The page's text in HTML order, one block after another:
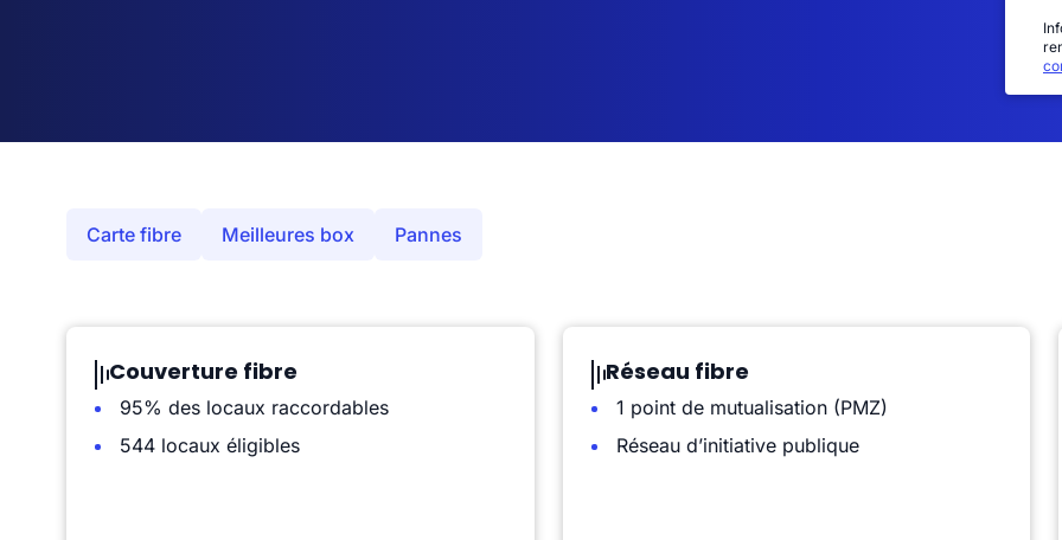
Carte fibre Meilleures box Pannes
Couverture fibre
95% des locaux raccordables
544 locaux éligibles
Réseau fibre
1 point de mutualisation (PMZ)
Réseau d’initiative publique